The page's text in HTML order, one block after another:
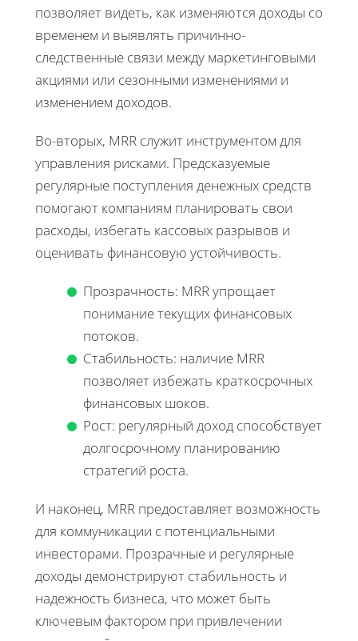
позволяет видеть, как изменяются доходы со
временем и выявлять причинно-
следственные связи между маркетинговыми
акциями или сезонными изменениями и
изменением доходов.
Во-вторых, MRR служит инструментом для
управления рисками. Предсказуемые
регулярные поступления денежных средств
помогают компаниям планировать свои
расходы, избегать кассовых разрывов и
оценивать финансовую устойчивость.
Прозрачность: MRR упрощает
понимание текущих финансовых
потоков.
Стабильность: наличие MRR
позволяет избежать краткосрочных
финансовых шоков.
Рост: регулярный доход способствует
долгосрочному планированию
стратегий роста.
И наконец, MRR предоставляет возможность
для коммуникации с потенциальными
инвесторами. Прозрачные и регулярные
доходы демонстрируют стабильность и
надежность бизнеса, что может быть
ключевым фактором при привлечении